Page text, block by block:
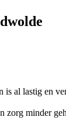
is al lastig en
zorg minder